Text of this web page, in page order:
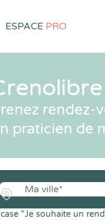
ESPACE PRO
rendez-
praticien de
"Je souhaite un